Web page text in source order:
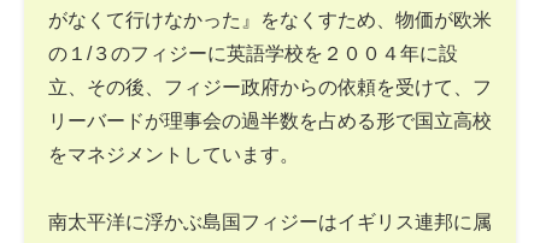
がなくて行けなかった』をなくすため、物価が欧米
の１/３のフィジーに英語学校を２００４年に設
立、その後、フィジー政府からの依頼を受けて、フ
リーバードが理事会の過半数を占める形で国立高校
をマネジメントしています。
南太平洋に浮かぶ島国フィジーはイギリス連邦に属